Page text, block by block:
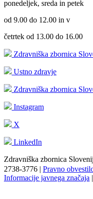
ponedeljek, sreda in petek
od 9.00 do 12.00 in v
četrtek od 13.00 do 16.00
Zdravniška zbornica
Ustno zdravje
Zdravniška zbornica
Instagram
X
LinkedIn
Zdravniška zbornica
2738-3776 | Pravno
Informacije javnega značaja |